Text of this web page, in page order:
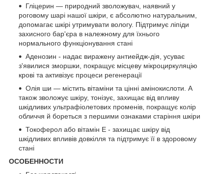
Гліцерин — природний зволожувач, наявний у
роговому шарі нашої шкіри, є абсолютно натуральним,
допомагає шкірі утримувати вологу. Підтримує ліпіди
захисного бар'єра в належному для їхнього
нормального функціонування стані
Аденозин - надає виражену антиейдж-дія, усуває
з'явилися зморшки, покращує місцеву мікроциркуляцію
крові та активізує процеси регенерації
Олія ши — містить вітаміни та цінні амінокислоти. А
також зволожує шкіру, тонізує, захищає від впливу
шкідливих ультрафіолетових променів, покращує колір
обличчя й бореться з першими ознаками старіння шкіри
Токоферол або вітамін E - захищає шкіру від
шкідливих впливів довкілля та підтримує її в здоровому
стані
ОСОБЕННОСТИ